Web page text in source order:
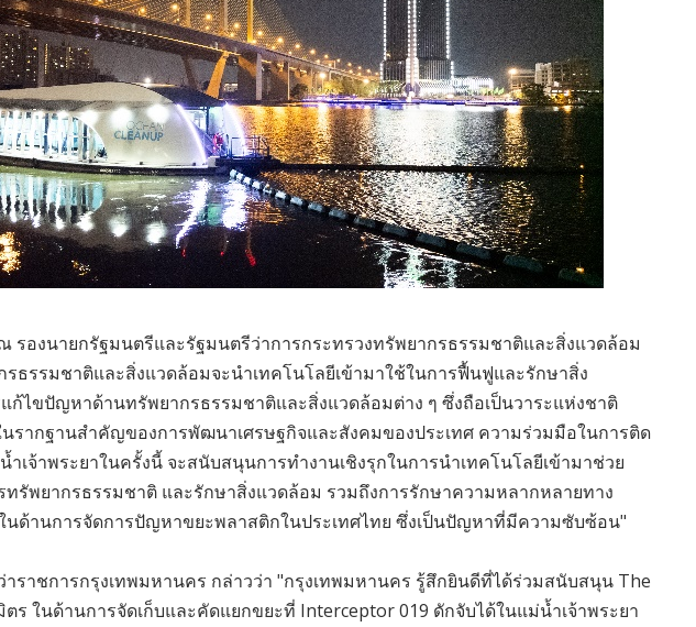
รองนายกรัฐมนตรีและรัฐมนตรีว่าการกระทรวงทรัพยากรธรรมชาติและสิ่งแวดล้อม
รธรรมชาติและสิ่งแวดล้อมจะนำเทคโนโลยีเข้ามาใช้ในการฟื้นฟูและรักษาสิ่ง
ก้ไขปัญหาด้านทรัพยากรธรรมชาติและสิ่งแวดล้อมต่าง ๆ ซึ่งถือเป็นวาระแห่งชาติ
นรากฐานสำคัญของการพัฒนาเศรษฐกิจและสังคมของประเทศ ความร่วมมือในการติด
เจ้าพระยาในครั้งนี้ จะสนับสนุนการทำงานเชิงรุกในการนำเทคโนโลยีเข้ามาช่วย
ทรัพยากรธรรมชาติ และรักษาสิ่งแวดล้อม รวมถึงการรักษาความหลากหลายทาง
นด้านการจัดการปัญหาขยะพลาสติกในประเทศไทย ซึ่งเป็นปัญหาที่มีความซับซ้อน"
ราชการกรุงเทพมหานคร กล่าวว่า "กรุงเทพมหานคร รู้สึกยินดีที่ได้ร่วมสนับสนุน The
ร ในด้านการจัดเก็บและคัดแยกขยะที่ Interceptor 019 ดักจับได้ในแม่น้ำเจ้าพระยา